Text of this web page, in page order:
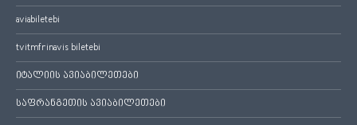
aviabiletebi
tvitmfrinavis biletebi
იტალიის ავიაბილეთები
საფრანგეთის ავიაბილეთები